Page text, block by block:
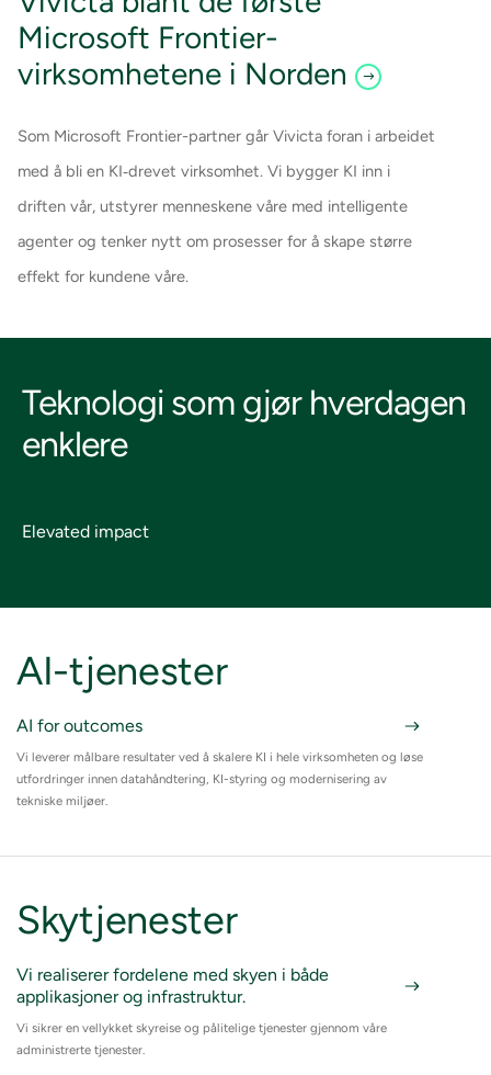
Microsoft Frontier-
virksomhetene i Norden
Som Microsoft Frontier-partner går Vivicta foran i arbeidet
med å bli en KI‑drevet virksomhet. Vi bygger KI inn i
driften vår, utstyrer menneskene våre med intelligente
agenter og tenker nytt om prosesser for å skape større
effekt for kundene våre.
Teknologi som gjør hverdagen
enklere
Elevated impact
AI-tjenester
AI for outcomes
Vi leverer målbare resultater ved å skalere KI i hele virksomheten og løse
utfordringer innen datahåndtering, KI-styring og modernisering av
tekniske miljøer.
Skytjenester
Vi realiserer fordelene med skyen i både
applikasjoner og infrastruktur.
Vi sikrer en vellykket skyreise og pålitelige tjenester gjennom våre
administrerte tjenester.